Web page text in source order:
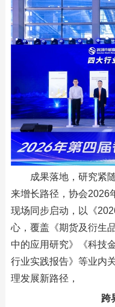
成果落地，研究紧
来增长路径，协会2026
现场同步启动，以《
心，覆盖《期货及衍生
中的应用研究》《科技
行业实践报告》等业内
理发展新路径，
跨